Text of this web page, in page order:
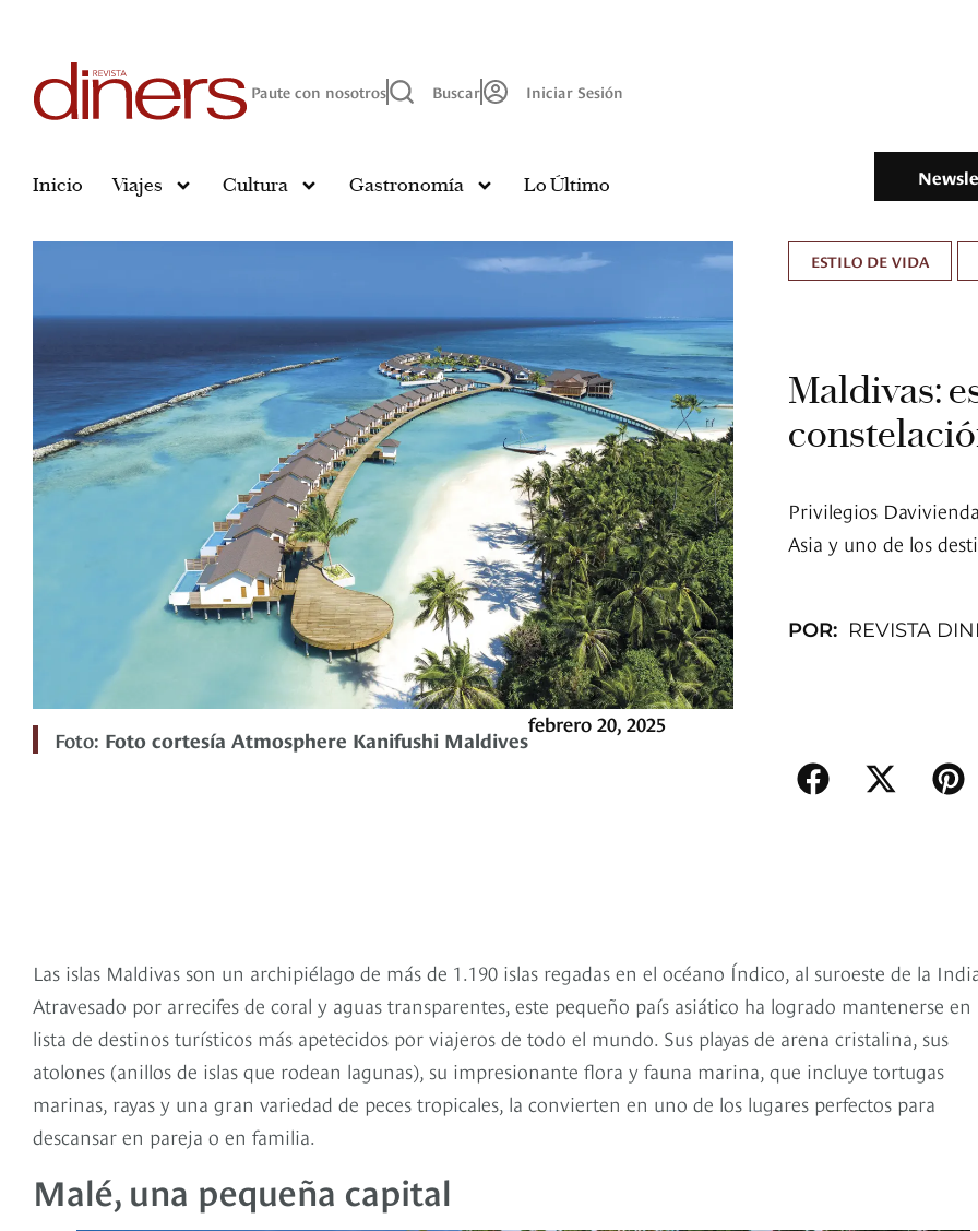
Paute con nosotros Buscar Iniciar Sesión
Inicio Viajes Cultura Gastronomía Lo Último
Foto: Foto cortesía Atmosphere Kanifushi Maldives
febrero 20, 2025
ESTILO DE VIDA
Maldivas:
Privilegios
Asia y uno de los
POR: REVISTA
Las islas Maldivas son un archipiélago de más de 1.190 islas regadas en el océano Índico, al suroeste de la
Atravesado por arrecifes de coral y aguas transparentes, este pequeño país asiático ha logrado mantenerse en
lista de destinos turísticos más apetecidos por viajeros de todo el mundo. Sus playas de arena cristalina, sus
atolones (anillos de islas que rodean lagunas), su impresionante flora y fauna marina, que incluye tortugas
marinas, rayas y una gran variedad de peces tropicales, la convierten en uno de los lugares perfectos para
descansar en pareja o en familia.
Malé, una pequeña capital